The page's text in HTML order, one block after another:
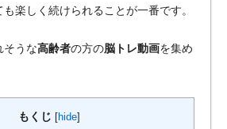
楽しく続けられることが一番です。
そうな高齢者の方の脳トレ動画を集め
もくじ hide